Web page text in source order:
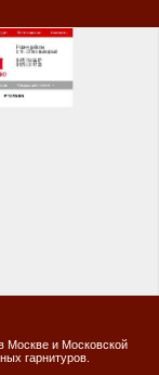
Москве и Московской
гарнитуров.